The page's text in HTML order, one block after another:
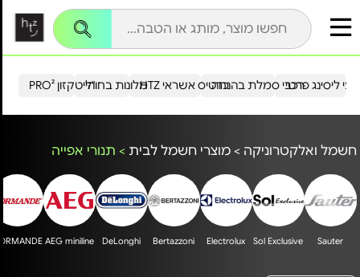
הייטקזון PRO²מלונות בחו"ל כרטיס אשראי HTZ ליסינג פרטירכבי סמלת בהנחה
חשמל ואלקטרוניקה > מוצרי חשמל לבית > תנורי אפייה
Sauter
Sol Exclusive
Electrolux
Bertazzoni
DeLonghi
AEG miniline